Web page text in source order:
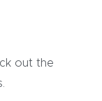
out the